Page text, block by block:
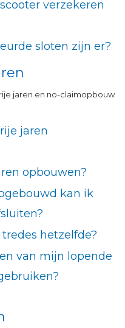
verzekeren
sloten zijn er?
jaren en no-claimopbouw
jaren
opbouwen?
kan ik
hetzelfde?
van mijn lopende